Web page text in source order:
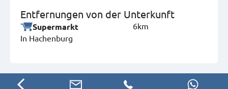
Entfernungen von der Unterkunft
Supermarkt
In Hachenburg
6km